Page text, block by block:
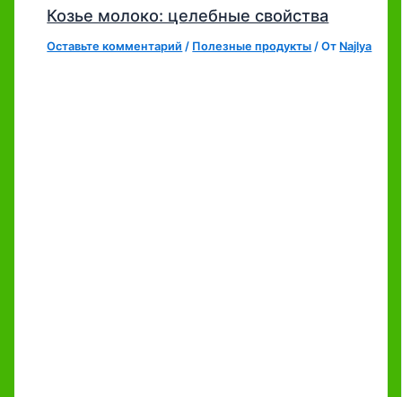
Козье молоко: целебные свойства
Оставьте комментарий / Полезные продукты / От Najlya